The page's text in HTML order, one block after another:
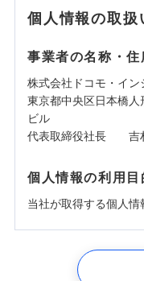
個人情報の取扱
事業者の名称・住
株式会社ドコモ・イン
東京都中央区日本橋
ビル
代表取締役社長 吉
個人情報の利用目
当社が取得する個人情